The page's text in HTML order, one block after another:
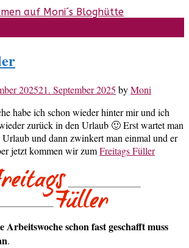
auf Moni´s Bloghütte
202521. September 2025 byMoni
habe ich schon wieder hinter mir und ich
zurück in den Urlaub 🙂 Erst wartet man
und dann zwinkert man einmal und er
jetzt kommen wir zumFreitags Füller
Arbeitswoche schon fast geschafft muss
.